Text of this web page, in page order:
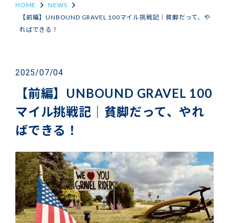
HOME
NEWS
【前編】UNBOUND GRAVEL 100マイル挑戦記｜貧脚だって、や
ればできる！
2025/07/04
【前編】UNBOUND GRAVEL 100
マイル挑戦記｜貧脚だって、やれ
ばできる！